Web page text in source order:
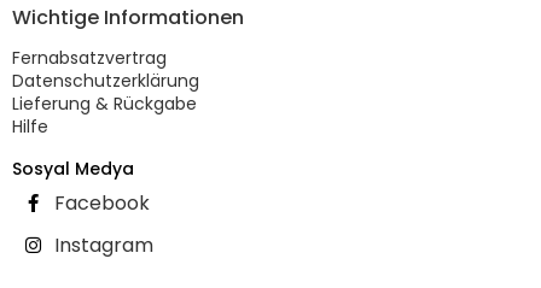
Wichtige Informationen
Fernabsatzvertrag
Datenschutzerklärung
Lieferung & Rückgabe
Hilfe
Sosyal Medya
Facebook
Instagram